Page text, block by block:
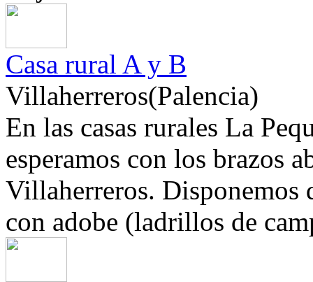
Casa rural A y B
Villaherreros(Palencia)
En las casas rurales La
esperamos con los brazos
Villaherreros. Disponemos
con adobe (ladrillos de